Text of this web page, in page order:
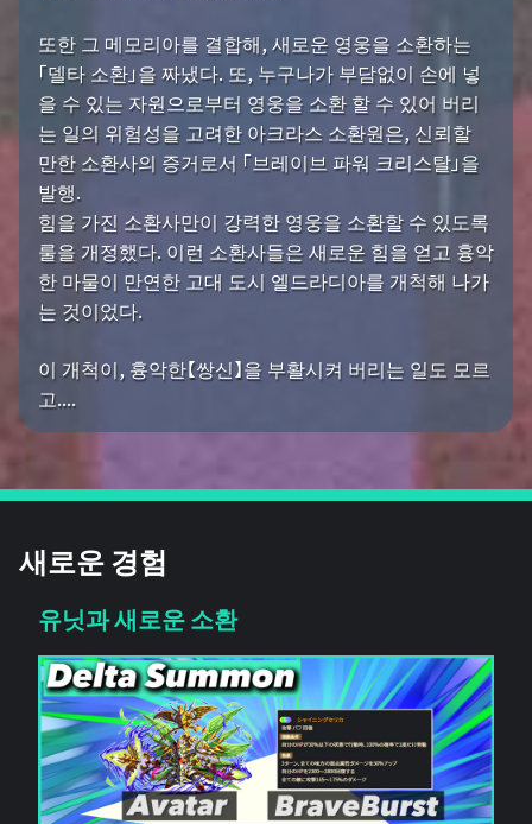
또한 그 메모리아를 결합해, 새로운 영웅을 소환하는
「델타 소환」을 짜냈다. 또, 누구나가 부담없이 손에 넣
을 수 있는 자원으로부터 영웅을 소환 할 수 있어 버리
는 일의 위험성을 고려한 아크라스 소환원은, 신뢰할
만한 소환사의 증거로서 「브레이브 파워 크리스탈」을
발행.
힘을 가진 소환사만이 강력한 영웅을 소환할 수 있도록
룰을 개정했다. 이런 소환사들은 새로운 힘을 얻고 흉악
한 마물이 만연한 고대 도시 엘드라디아를 개척해 나가
는 것이었다.
이 개척이, 흉악한【쌍신】을 부활시켜 버리는 일도 모르
고....
새로운 경험
유닛과 새로운 소환